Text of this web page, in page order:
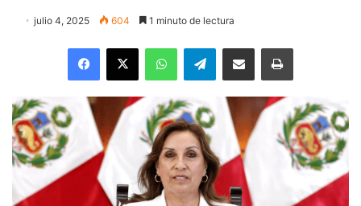
julio 4, 2025 604 1 minuto de lectura
Facebook
X WhatsAppTelegramEnviar vía email Imprimir